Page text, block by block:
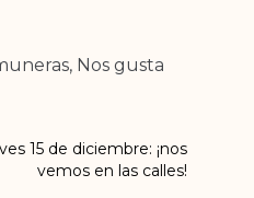
, Nos gusta
15 de diciembre: ¡nos
vemos en las calles!